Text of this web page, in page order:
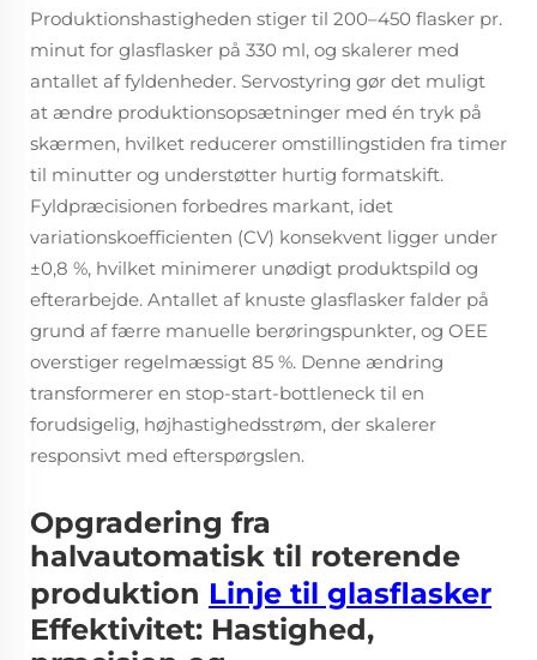
Produktionshastigheden stiger til 200–450 flasker pr.
minut for glasflasker på 330 ml, og skalerer med
antallet af fyldenheder. Servostyring gør det muligt
at ændre produktionsopsætninger med én tryk på
skærmen, hvilket reducerer omstillingstiden fra timer
til minutter og understøtter hurtig formatskift.
Fyldpræcisionen forbedres markant, idet
variationskoefficienten (CV) konsekvent ligger under
±0,8 %, hvilket minimerer unødigt produktspild og
efterarbejde. Antallet af knuste glasflasker falder på
grund af færre manuelle berøringspunkter, og OEE
overstiger regelmæssigt 85 %. Denne ændring
transformerer en stop-start-bottleneck til en
forudsigelig, højhastighedsstrøm, der skalerer
responsivt med efterspørgslen.
Opgradering fra
halvautomatisk til roterende
produktion Linje til glasflasker
Effektivitet: Hastighed,